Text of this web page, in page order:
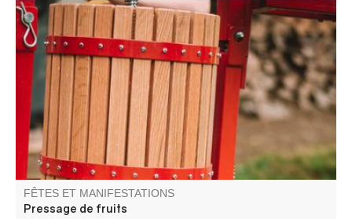
Une journée pour broyer, presser, pasteuriser, échanger,
et partager sans modération !
FÊTES ET MANIFESTATIONS
Pressage de fruits